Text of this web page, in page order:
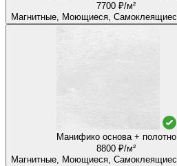
7700 ₽/м²
Манифико основа + полотно
8800 ₽/м²